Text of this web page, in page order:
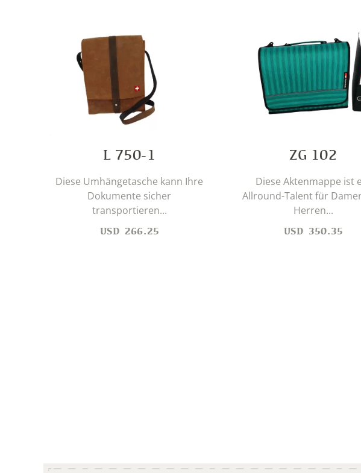
L 750-1
Diese Umhängetasche kann Ihre
Dokumente sicher
transportieren...
USD 266.25
ZG 102
Diese Aktenmappe ist
Allround-Talent für
Herren...
USD 350.35